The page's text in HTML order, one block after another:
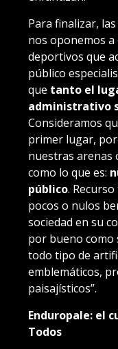
Para finalizar,
nos oponemos a
deportivos que
público
que tanto el
administrativo
Consideramos
primer lugar,
nuestras arenas
como lo que es:
público.
pocos o nulos
sociedad en su
por bueno como
todo tipo de
emblemáticos,
paisajísticos”.
Enduropale: el
Todos